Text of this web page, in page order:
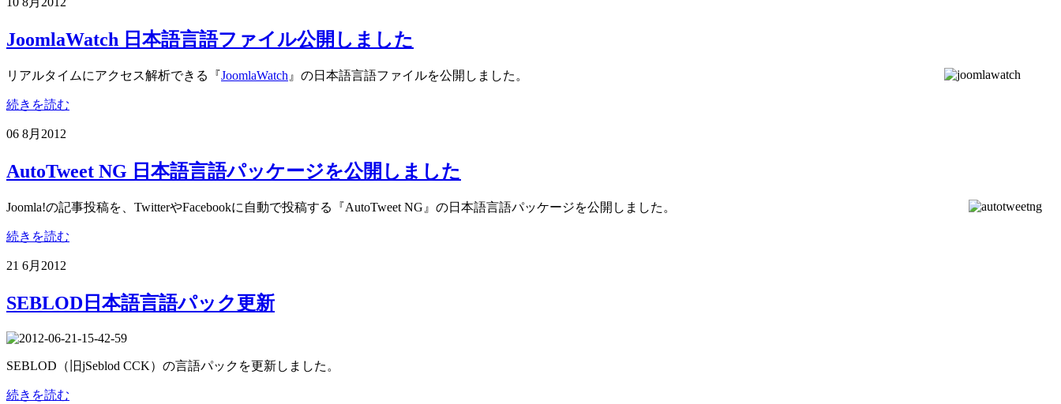
JoomlaWatch 日本語言語ファイル公開しました
リアルタイムにアクセス解析できる『JoomlaWatch 』の日本語言語ファイルを公開しました。
続きを読む
06 8月 2012
AutoTweet NG 日本語言語パッケージを公開しました
Joomla!の記事投稿を、TwitterやFacebookに自動で投稿する『AutoTweet NG』の日本語言語パッケージを公開しました。
続きを読む
21 6月 2012
SEBLOD日本語言語パック更新
SEBLOD（旧jSeblod CCK）の言語パックを更新しました。
続きを読む